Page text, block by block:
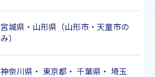
宮城県・山形県（山形市・天童市の
み）
神奈川県 ・ 東京都・ 千葉県 ・ 埼玉